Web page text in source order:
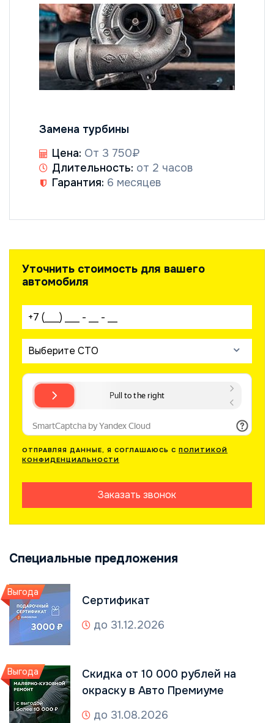
Замена турбины
Цена: От 3 750₽
Длительность: от 2 часов
Гарантия: 6 месяцев
Уточнить стоимость для вашего
автомобиля
Ваш телефон:
Выберите СТО
ОТПРАВЛЯЯ ДАННЫЕ, Я СОГЛАШАЮСЬ С ПОЛИТИКОЙ
КОНФИДЕНЦИАЛЬНОСТИ
Заказать звонок
Специальные предложения
Выгода
Сертификат
до 31.12.2026
Выгода
Скидка от 10 000 рублей на
окраску в Авто Премиуме
до 31.08.2026